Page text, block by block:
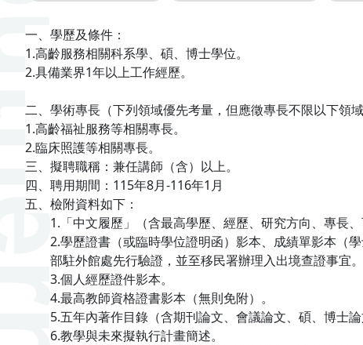
一、學歷及條件：
1.高齡服務相關科系學、碩、博士學位。
2.具備業界1年以上工作經歷。
二、學術專長（下列領域優先考量，但應徵專長不限以下領域
1.高齡福祉服務等相關專長。
2.臨床照護等相關專長。
三、擬聘職稱：兼任講師（含）以上。
四、聘用期間： 115年8月-116年1 月
五、檢附資料如下：
1. 「中文履歷」（含最高學歷、經歷、研究方向、專長
2.學歷證書（或臨時學位證明函）影本、成績單影本（
部駐外館處先行驗證，並至移民署辦理入出境查證事宜
3.個人經歷證件影本。
4.最高教師資格證書影本（無則免附）。
5.五年內著作目錄（含期刊論文、會議論文、碩、博士論
6.教學與未來擬執行計畫簡述。